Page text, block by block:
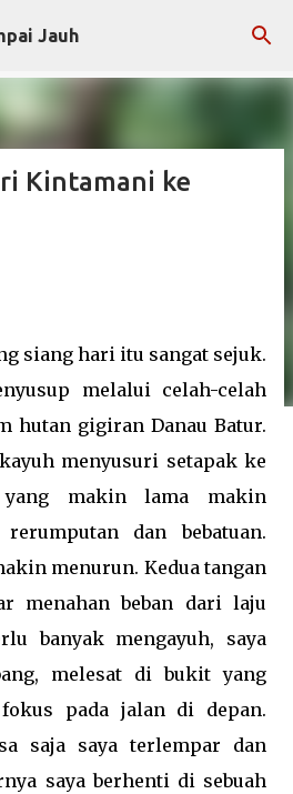
main content
Jauh
Kintamani ke
siang hari itu sangat sejuk.
melalui celah-celah
hutan gigiran Danau Batur.
menyusuri setapak ke
makin lama makin
dan bebatuan.
menurun. Kedua tangan
menahan beban dari laju
banyak mengayuh, saya
melesat di bukit yang
pada jalan di depan.
saja saya terlempar dan
saya berhenti di sebuah